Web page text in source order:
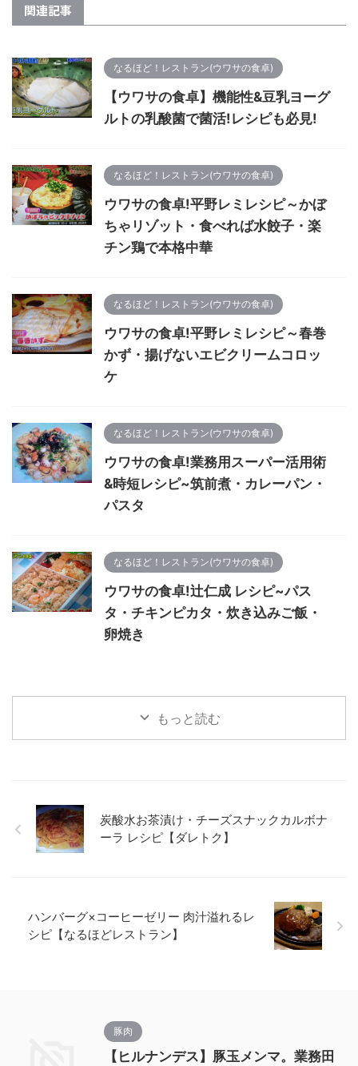
関連記事
なるほど！レストラン(ウワサの食卓)
【ウワサの食卓】機能性&豆乳ヨーグ
ルトの乳酸菌で菌活!レシピも必見!
なるほど！レストラン(ウワサの食卓)
ウワサの食卓!平野レミレシピ～かぼ
ちゃリゾット・食べれば水餃子・楽
チン鶏で本格中華
なるほど！レストラン(ウワサの食卓)
ウワサの食卓!平野レミレシピ～春巻
かず・揚げないエビクリームコロッ
ケ
なるほど！レストラン(ウワサの食卓)
ウワサの食卓!業務用スーパー活用術
&時短レシピ~筑前煮・カレーパン・
パスタ
なるほど！レストラン(ウワサの食卓)
ウワサの食卓!辻仁成 レシピ~パス
タ・チキンピカタ・炊き込みご飯・
卵焼き
もっと読む
炭酸水お茶漬け・チーズスナックカルボナ
ーラ レシピ【ダレトク】
ハンバーグ×コーヒーゼリー 肉汁溢れるレ
シピ【なるほどレストラン】
豚肉
【ヒルナンデス】豚玉メンマ。業務田